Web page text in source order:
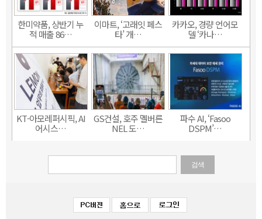
한미약품, 상반기 누
적 매출 86…
이마트, ‘고래잇 페스
타’ 개…
카카오, 경량 언어모
델 ‘카나…
KT-아모레퍼시픽, AI
어시스…
GS건설, 호주 멜버른
NEL 도…
파수 AI, ‘Fasoo
DSPM’…
검색